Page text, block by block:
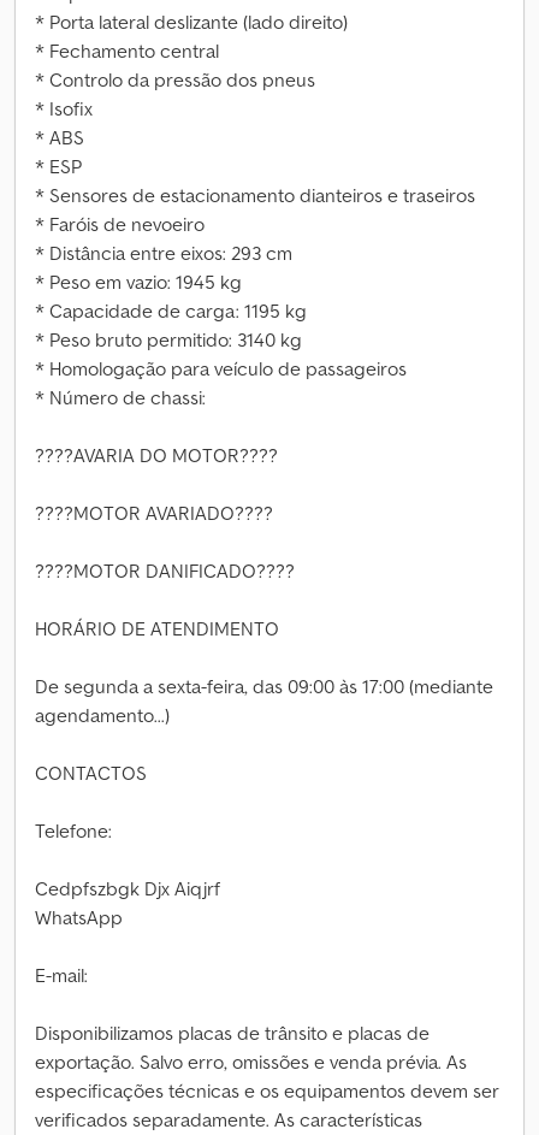
* Porta lateral deslizante (lado direito)
* Fechamento central
* Controlo da pressão dos pneus
* Isofix
* ABS
* ESP
* Sensores de estacionamento dianteiros e traseiros
* Faróis de nevoeiro
* Distância entre eixos: 293 cm
* Peso em vazio: 1945 kg
* Capacidade de carga: 1195 kg
* Peso bruto permitido: 3140 kg
* Homologação para veículo de passageiros
* Número de chassi:
????AVARIA DO MOTOR????
????MOTOR AVARIADO????
????MOTOR DANIFICADO????
HORÁRIO DE ATENDIMENTO
De segunda a sexta-feira, das 09:00 às 17:00 (mediante
agendamento...)
CONTACTOS
Telefone:
Cedpfszbgk Djx Aiqjrf
WhatsApp
E-mail:
Disponibilizamos placas de trânsito e placas de
exportação. Salvo erro, omissões e venda prévia. As
especificações técnicas e os equipamentos devem ser
verificados separadamente. As características